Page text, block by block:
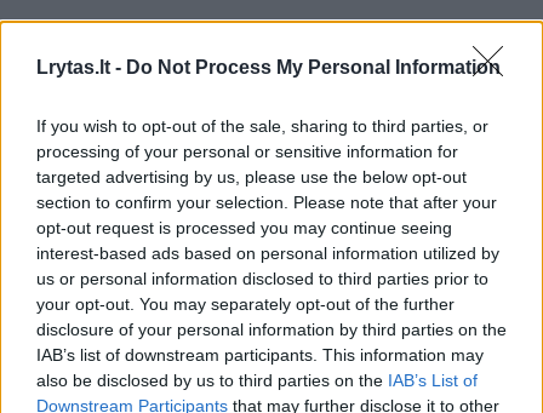
Lrytas.lt - Do Not Process My Personal Information
If you wish to opt-out of the sale, sharing to third parties, or
processing of your personal or sensitive information for
targeted advertising by us, please use the below opt-out
section to confirm your selection. Please note that after your
opt-out request is processed you may continue seeing
interest-based ads based on personal information utilized by
us or personal information disclosed to third parties prior to
your opt-out. You may separately opt-out of the further
disclosure of your personal information by third parties on the
IAB’s list of downstream participants. This information may
also be disclosed by us to third parties on the IAB’s List of
Downstream Participants that may further disclose it to other
Žiūrimiausi įrašai
00:00:30
Vaizdai iš tragiškos avarijos Vilniaus r.: dviejų moterų ir
vaiko gyvybių išgelbėti nepavyko
Žinios Lietuvos diena
Savaitės vidurys nusimato karštas: temperatūra kils iki